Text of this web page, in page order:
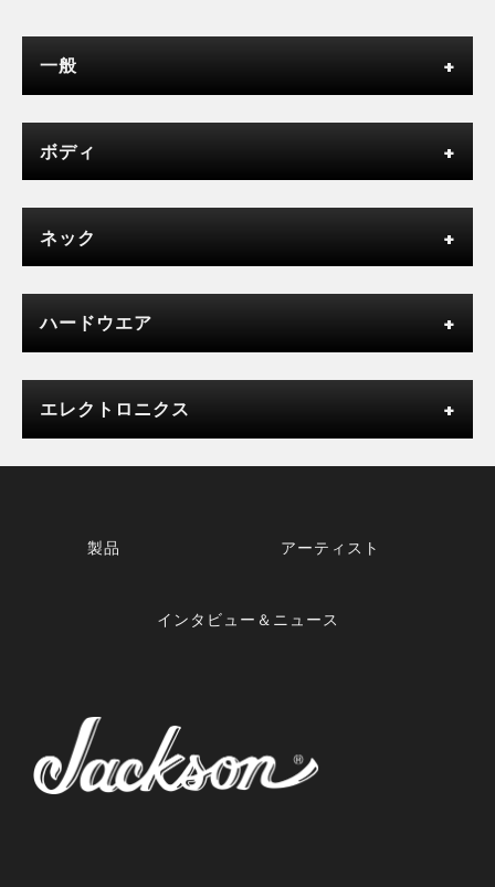
一般
ボディ
ネック
ハードウエア
エレクトロニクス
製品 アーティスト
インタビュー＆ニュース